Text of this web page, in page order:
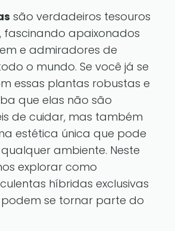
são verdadeiros tesouros
fascinando apaixonados
e admiradores de
o mundo. Se você já se
essas plantas robustas e
que elas não são
de cuidar, mas também
estética única que pode
ambiente. Neste
explorar como
híbridas exclusivas
se tornar parte do